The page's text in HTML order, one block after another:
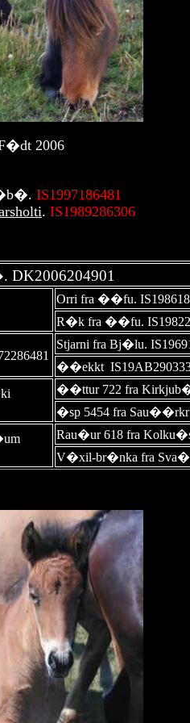
2006
IS1997186481
. IS1989286306
DK2006204901
Orri fra ��fu.
R�k fra ��fu.
Stjarni fra Bj�lu.
��ekkt
��ttur 722 fra Kirkjub�
�sp 5454 fra
Rau�ur 618 fra
V�xil-br�nka fra